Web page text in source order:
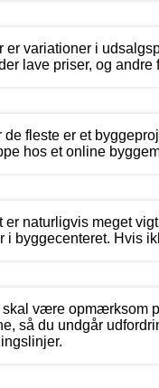
er variationer i
lave priser, og
de fleste er et
hos et online
er naturligvis meget
i byggecenteret. Hvis
skal være opmærksom
så du undgår